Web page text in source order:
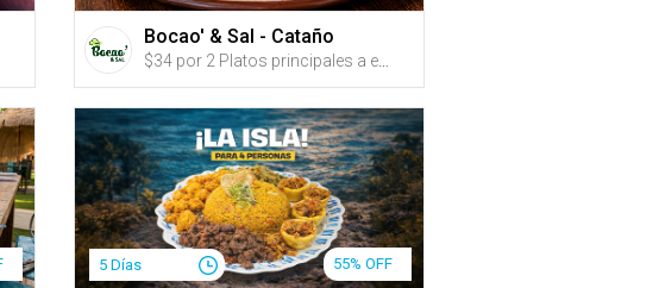
Bocao' & Sal - Cataño
5 Días 55% OFF